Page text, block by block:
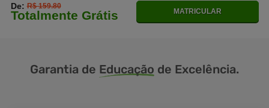
De:R$ 159.80
Totalmente Grátis MATRICULAR
Garantia de Educação de Excelência.